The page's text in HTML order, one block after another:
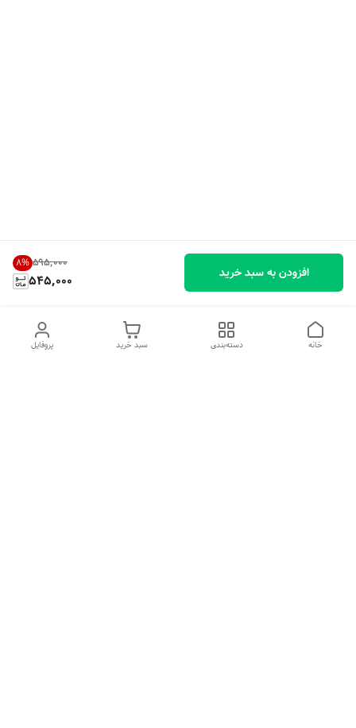
۵۹۵٬۰۰۰ 8%
545,000 افزودن به سبد خرید
پروفایل سبد خرید دسته‌بندی خانه